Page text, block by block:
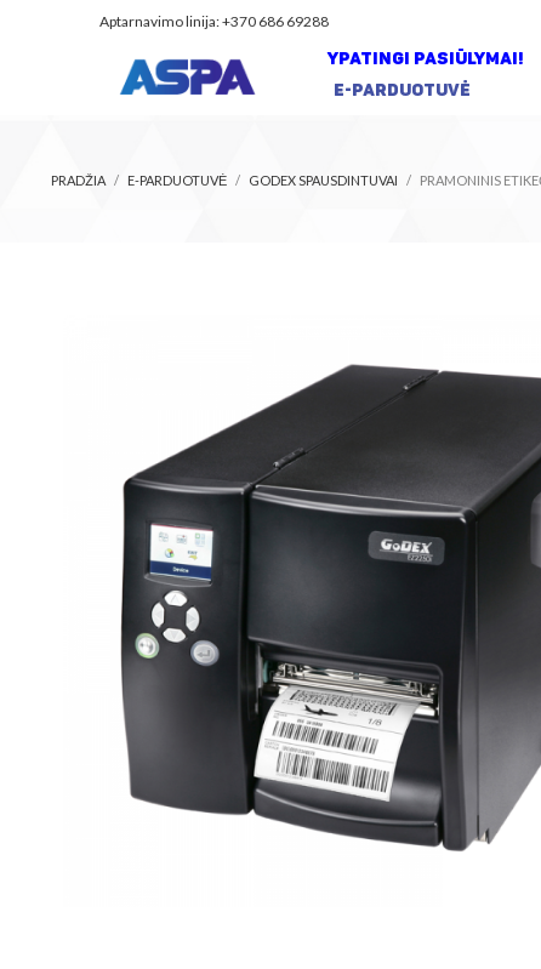
Aptarnavimo linija: +370 686 69288
YPATINGI PASIŪLYMAI!
E-PARDUOTUVĖ
PRADŽIA E-PARDUOTUVĖ GODEX SPAUSDINTUVAI PRAMONINIS